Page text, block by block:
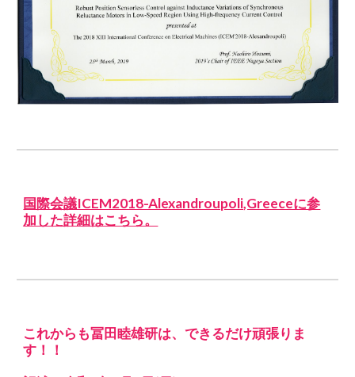
国際会議ICEM2018-Alexandroupoli,Greeceに参
加した詳細はこちら。
これからも冨田睦雄研は、できるだけ頑張りま
す！！